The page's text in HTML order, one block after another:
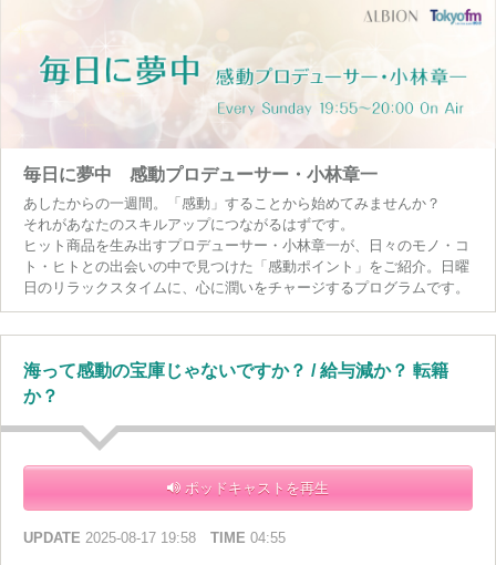
毎日に夢中 感動プロデューサー・小林章一
あしたからの一週間。「感動」することから始めてみませんか？
それがあなたのスキルアップにつながるはずです。
ヒット商品を生み出すプロデューサー・小林章一が、日々のモノ・コ
ト・ヒトとの出会いの中で見つけた「感動ポイント」をご紹介。日曜
日のリラックスタイムに、心に潤いをチャージするプログラムです。
海って感動の宝庫じゃないですか？ / 給与減か？ 転籍
か？
ポッドキャストを再生
UPDATE 2025-08-17 19:58 TIME 04:55